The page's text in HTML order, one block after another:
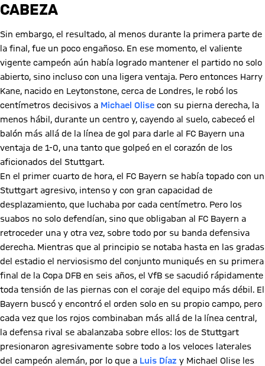
CABEZA
Sin embargo, el resultado, al menos durante la primera parte de
la final, fue un poco engañoso. En ese momento, el valiente
vigente campeón aún había logrado mantener el partido no solo
abierto, sino incluso con una ligera ventaja. Pero entonces Harry
Kane, nacido en Leytonstone, cerca de Londres, le robó los
centímetros decisivos a Michael Olise con su pierna derecha, la
menos hábil, durante un centro y, cayendo al suelo, cabeceó el
balón más allá de la línea de gol para darle al FC Bayern una
ventaja de 1-0, una tanto que golpeó en el corazón de los
aficionados del Stuttgart.
En el primer cuarto de hora, el FC Bayern se había topado con un
Stuttgart agresivo, intenso y con gran capacidad de
desplazamiento, que luchaba por cada centímetro. Pero los
suabos no solo defendían, sino que obligaban al FC Bayern a
retroceder una y otra vez, sobre todo por su banda defensiva
derecha. Mientras que al principio se notaba hasta en las gradas
del estadio el nerviosismo del conjunto muniqués en su primera
final de la Copa DFB en seis años, el VfB se sacudió rápidamente
toda tensión de las piernas con el coraje del equipo más débil. El
Bayern buscó y encontró el orden solo en su propio campo, pero
cada vez que los rojos combinaban más allá de la línea central,
la defensa rival se abalanzaba sobre ellos: los de Stuttgart
presionaron agresivamente sobre todo a los veloces laterales
del campeón alemán, por lo que a Luis Díaz y Michael Olise les